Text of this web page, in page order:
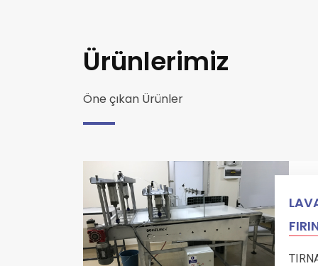
Ürünlerimiz
Öne çıkan Ürünler